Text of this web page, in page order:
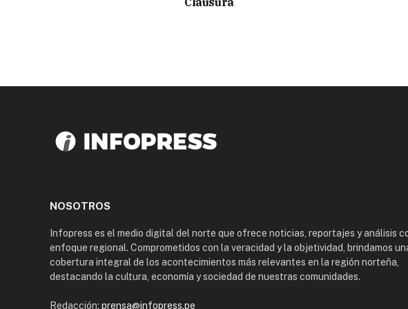
NOSOTROS
Infopress es el medio digital del norte que ofrece noticias, reportajes y análisis
enfoque regional. Comprometidos con la veracidad y la objetividad, brindamos
cobertura integral de los acontecimientos más relevantes en la región norteña,
destacando la cultura, economía y sociedad de nuestras comunidades.
Redacción: prensa@infopress.pe